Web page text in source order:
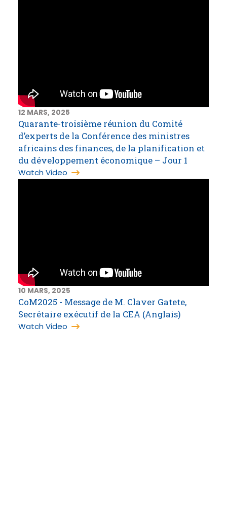
12 MARS, 2025
Quarante-troisième réunion du Comité
d’experts de la Conférence des ministres
africains des finances, de la planification et
du développement économique – Jour 1
Watch Video
10 MARS, 2025
CoM2025 - Message de M. Claver Gatete,
Secrétaire exécutif de la CEA (Anglais)
Watch Video